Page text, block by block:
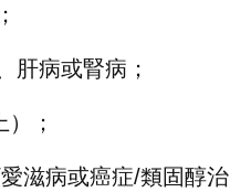
肝病或腎病；
；
滋病或癌症/類固醇治